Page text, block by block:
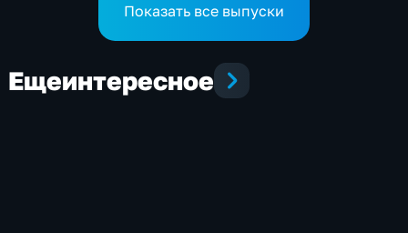
Показать все выпуски
Ещеинтересное